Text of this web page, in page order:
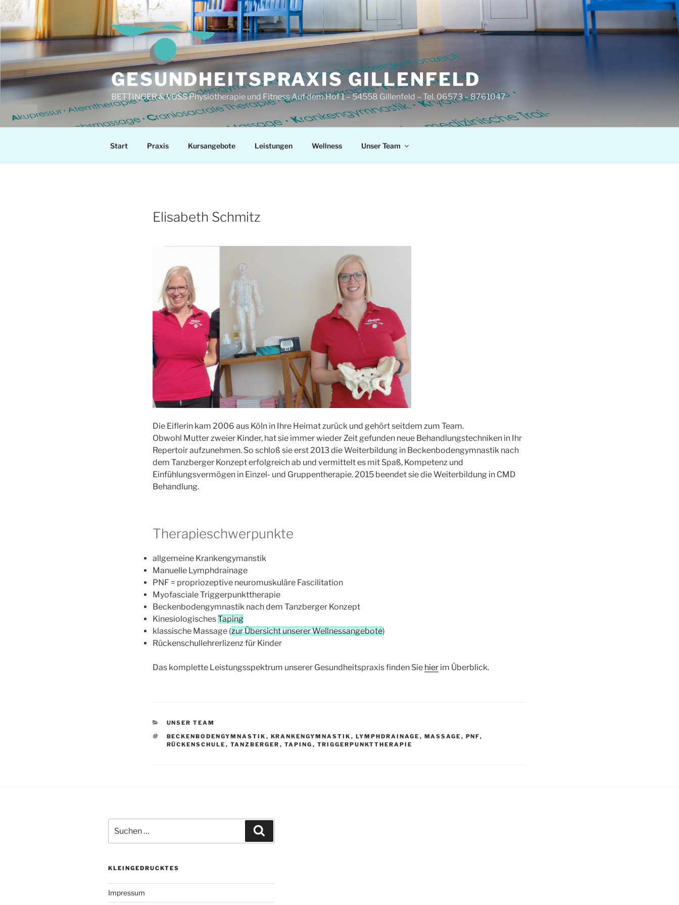
Zum
Inhalt
springen
GESUNDHEITSPRAXIS GILLENFELD
BETTINGER & VOSS Physiotherapie und Fitness Auf dem Hof 1 – 54558 Gillenfeld – Tel. 06573 – 8761047
Start Praxis Kursangebote Leistungen Wellness Unser Team
Elisabeth Schmitz
Die Eiflerin kam 2006 aus Köln in Ihre Heimat zurück und gehört seitdem zum Team.
Obwohl Mutter zweier Kinder, hat sie immer wieder Zeit gefunden neue Behandlungstechniken in Ihr
Repertoir aufzunehmen. So schloß sie erst 2013 die Weiterbildung in Beckenbodengymnastik nach
dem Tanzberger Konzept erfolgreich ab und vermittelt es mit Spaß, Kompetenz und
Einfühlungsvermögen in Einzel- und Gruppentherapie. 2015 beendet sie die Weiterbildung in CMD
Behandlung.
Therapieschwerpunkte
allgemeine Krankengymanstik
Manuelle Lymphdrainage
PNF = propriozeptive neuromuskuläre Fascilitation
Myofasciale Triggerpunkttherapie
Beckenbodengymnastik nach dem Tanzberger Konzept
KinesiologischesTaping
klassische Massage (zur Übersicht unserer Wellnessangebote)
Rückenschullehrerlizenz für Kinder
Das komplette Leistungsspektrum unserer Gesundheitspraxis finden Sie hier im Überblick.
KATEGORIEN
UNSER TEAM
SCHLAGWÖRTER
BECKENBODENGYMNASTIK , KRANKENGYMNASTIK , LYMPHDRAINAGE , MASSAGE , PNF,
RÜCKENSCHULE , TANZBERGER , TAPING , TRIGGERPUNKTTHERAPIE
nach:
KLEINGEDRUCKTES
Impressum